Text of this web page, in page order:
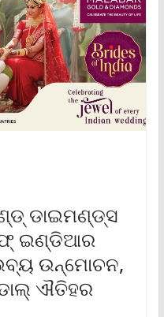
ଡାଇମଣ୍ଡ୍‌ସ
ଇଣ୍ଡିଆର
ଉନ୍ମୋଚନ,
ଐତିହର